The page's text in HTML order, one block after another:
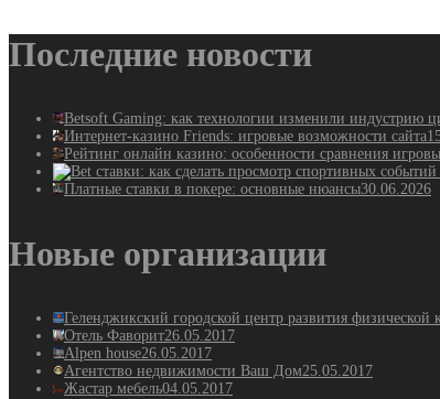
Последние новости
Betsoft Gaming: как технологии изменили индустрию
Интернет-казино Friends: игровые возможности сайта
Рейтинг онлайн казино: особенности сравнения
Платные ставки в покере: основные нюансы30.06.2026
Новые организации
Геленджикский городской центр развития физической
Отель Фаворит26.05.2017
Alpen house26.05.2017
Агентство недвижимости Ваш Дом25.05.2017
Жастар мебель04.05.2017